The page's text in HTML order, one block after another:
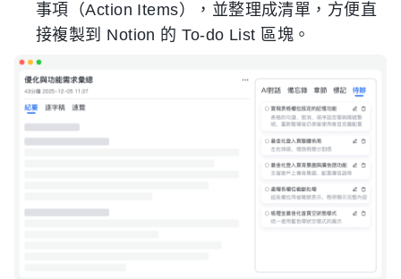
事項（Action Items），並整理成清單，方便直
接複製到 Notion 的 To-do List 區塊。